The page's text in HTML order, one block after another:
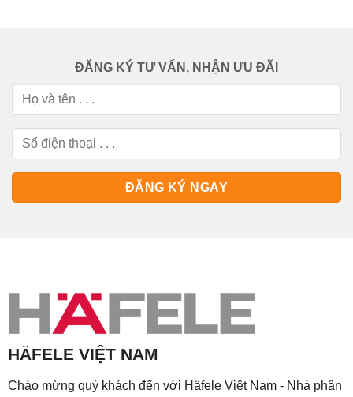
ĐĂNG KÝ TƯ VẤN, NHẬN ƯU ĐÃI
HÄFELE VIỆT NAM
Chào mừng quý khách đến với Häfele Việt Nam - Nhà phân